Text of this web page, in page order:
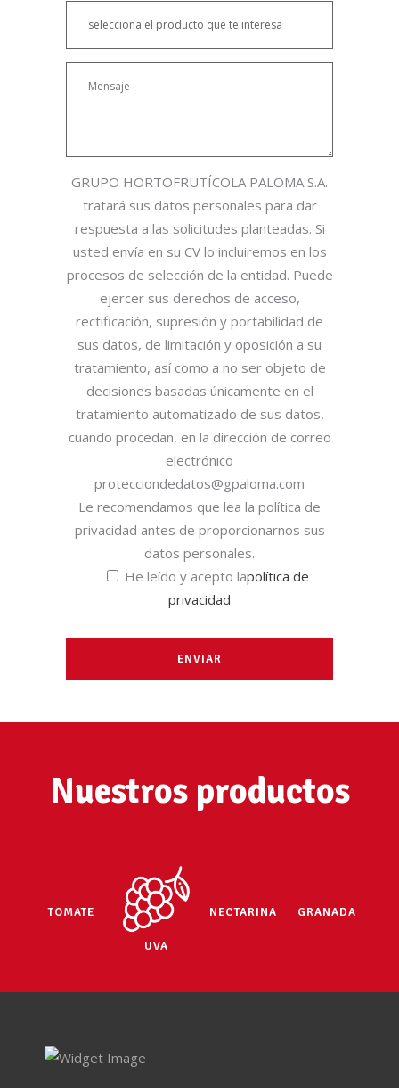
GRUPO HORTOFRUTÍCOLA PALOMA S.A.
tratará sus datos personales para dar
respuesta a las solicitudes planteadas. Si
usted envía en su CV lo incluiremos en los
procesos de selección de la entidad. Puede
ejercer sus derechos de acceso,
rectificación, supresión y portabilidad de
sus datos, de limitación y oposición a su
tratamiento, así como a no ser objeto de
decisiones basadas únicamente en el
tratamiento automatizado de sus datos,
cuando procedan, en la dirección de correo
electrónico
protecciondedatos@gpaloma.com
Le recomendamos que lea la política de
privacidad antes de proporcionarnos sus
datos personales.
He leído y acepto lapolítica de
privacidad
Nuestros productos
TOMATE
UVA
NECTARINA GRANADA